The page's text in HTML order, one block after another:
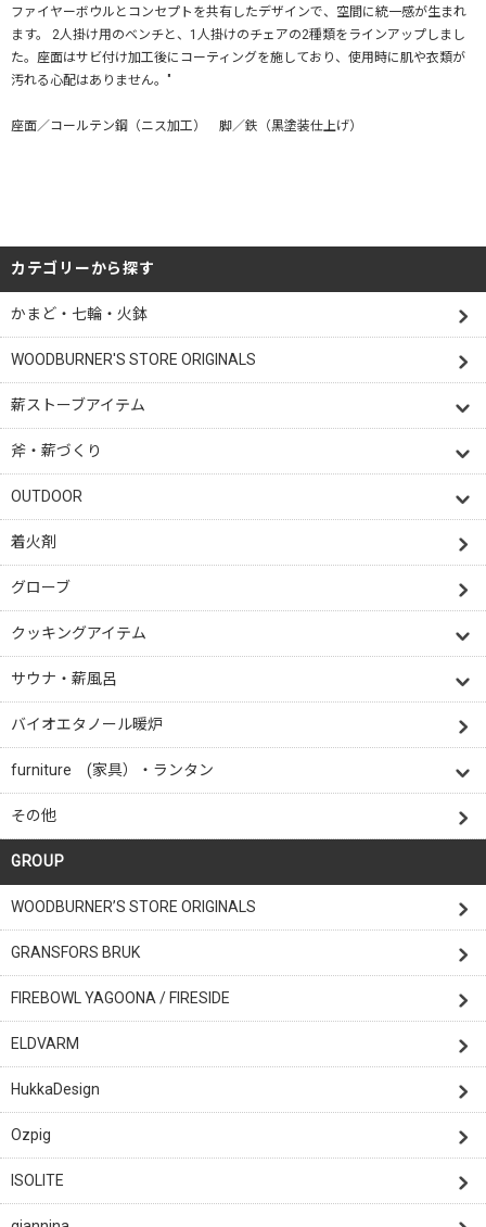
ファイヤーボウルとコンセプトを共有したデザインで、空間に統一感が生まれ
ます。 2人掛け用のベンチと、1人掛けのチェアの2種類をラインアップしまし
た。座面はサビ付け加工後にコーティングを施しており、使用時に肌や衣類が
汚れる心配はありません。"
座面／コールテン鋼（ニス加工） 脚／鉄（黒塗装仕上げ）
カテゴリーから探す
かまど・七輪・火鉢
WOODBURNER'S STORE ORIGINALS
薪ストーブアイテム
斧・薪づくり
OUTDOOR
着火剤
グローブ
クッキングアイテム
サウナ・薪風呂
バイオエタノール暖炉
furniture (家具）・ランタン
その他
GROUP
WOODBURNER’S STORE ORIGINALS
GRANSFORS BRUK
FIREBOWL YAGOONA / FIRESIDE
ELDVARM
HukkaDesign
Ozpig
ISOLITE